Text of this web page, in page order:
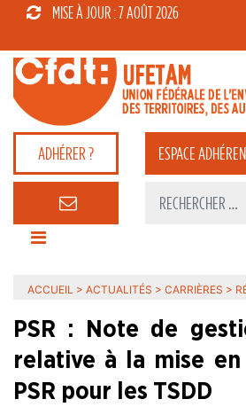
MISE À JOUR : 7 AOÛT 2026
ADHÉRER ? ESPACE
ACCUEIL > ACTUALITÉS > CARRIÈRES >
PSR : Note de
relative à la mise
PSR pour les TSDD